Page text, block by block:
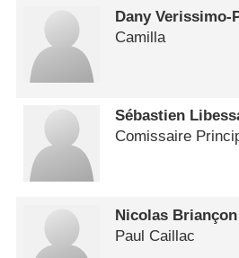
Dany Verissimo-
Camilla
Sébastien
Comissaire
Nicolas Briançon
Paul Caillac